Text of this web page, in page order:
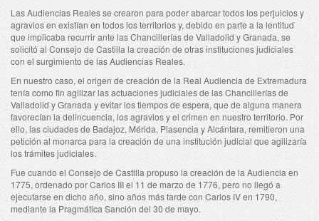
Las Audiencias Reales se crearon para poder abarcar todos los perjuicios y
agravios en existían en todos los territorios y, debido en parte a la lentitud
que implicaba recurrir ante las Chancillerías de Valladolid y Granada, se
solicitó al Consejo de Castilla la creación de otras instituciones judiciales
con el surgimiento de las Audiencias Reales.
En nuestro caso, el origen de creación de la Real Audiencia de Extremadura
tenía como fin agilizar las actuaciones judiciales de las Chancillerías de
Valladolid y Granada y evitar los tiempos de espera, que de alguna manera
favorecían la delincuencia, los agravios y el crimen en nuestro territorio. Por
ello, las ciudades de Badajoz, Mérida, Plasencia y Alcántara, remitieron una
petición al monarca para la creación de una institución judicial que agilizaría
los trámites judiciales.
Fue cuando el Consejo de Castilla propuso la creación de la Audiencia en
1775, ordenado por Carlos III el 11 de marzo de 1776, pero no llegó a
ejecutarse en dicho año, sino años más tarde con Carlos IV en 1790,
mediante la Pragmática Sanción del 30 de mayo.